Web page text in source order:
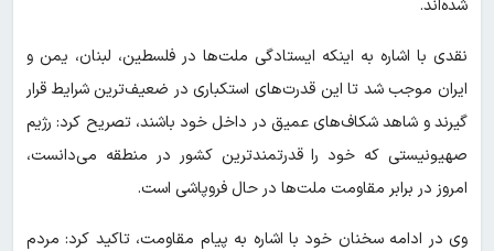
شده‌اند.
نقدی با اشاره به اینکه ایستادگی ملت‌ها در فلسطین، لبنان، یمن و
ایران موجب شد تا این قدرت‌های استکباری در ضعیف‌ترین شرایط قرار
گیرند و شاهد شکاف‌های عمیق در داخل خود باشند، تصریح کرد: رژیم
صهیونیستی که خود را قدرتمندترین کشور در منطقه می‌دانست،
امروز در برابر مقاومت ملت‌ها در حال فروپاشی است.
وی در ادامه سخنان خود با اشاره به پیام مقاومت، تاکید کرد: مردم